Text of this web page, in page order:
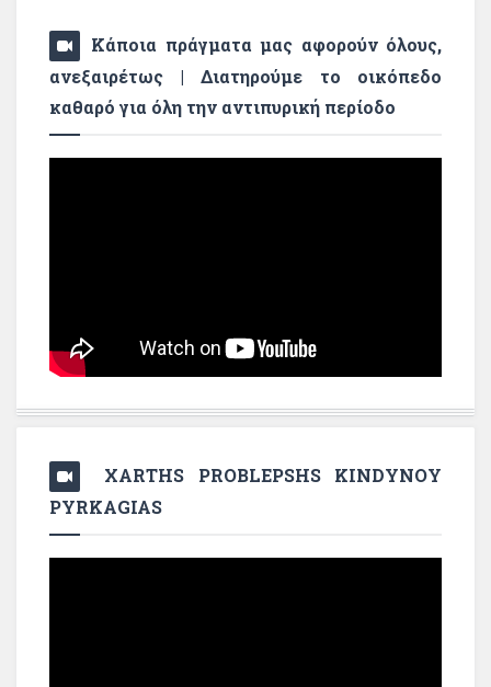
Κάποια πράγματα μας αφορούν όλους,
ανεξαιρέτως | Διατηρούμε το οικόπεδο
καθαρό για όλη την αντιπυρική περίοδο
XARTHS PROBLEPSHS KINDYNOY
PYRKAGIAS